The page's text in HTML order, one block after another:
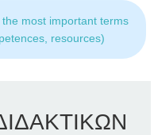
most important terms
resources)